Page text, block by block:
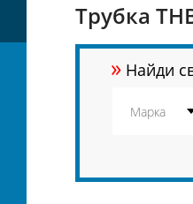
Трубка
» Найди